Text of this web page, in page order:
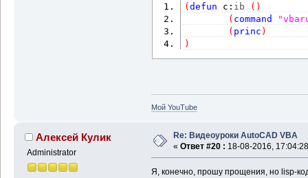
(defun c: ib ( )
( command
( princ )
)
Мой YouTube
Алексей Кулик
Administrator
Re: Видеоуроки AutoCAD VBA
« Ответ #20 : 18-08-2016,
Я, конечно, прошу прощения, но lisp-